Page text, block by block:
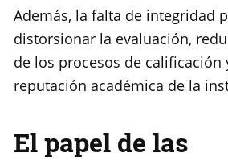
Además, la falta de integridad
distorsionar la evaluación,
de los procesos de calificación
reputación académica de la
El papel de las